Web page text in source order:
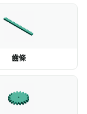
齒條